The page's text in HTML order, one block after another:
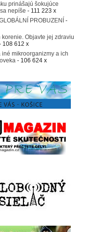
prinášajú šokujúce
nepíše - 111 223 x
PROBUZENÍ -
korenie. Objavte jej zdraviu
108 612 x
iné mikroorganizmy a ich
- 106 624 x